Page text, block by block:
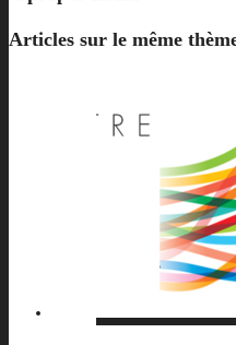
Articles sur le même